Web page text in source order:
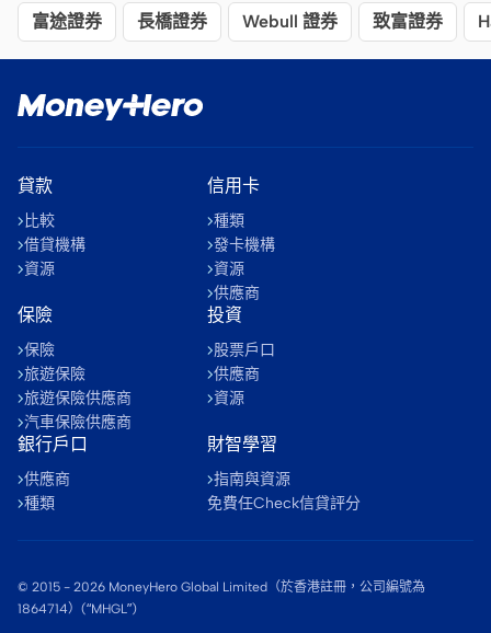
富途證券 長橋證券 Webull 證券 致富證券
貸款
比較
借貸機構
資源
信用卡
種類
發卡機構
資源
供應商
保險
保險
旅遊保險
旅遊保險供應商
汽車保險供應商
投資
股票戶口
供應商
資源
銀行戶口
供應商
種類
財智學習
指南與資源
免費任Check信貸評分
© 2015 - 2026 MoneyHero Global Limited（於香港註冊，公司編號為
1864714）(“MHGL”)